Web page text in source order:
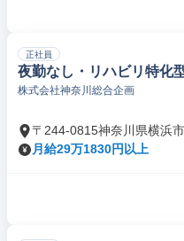
正社員
夜勤なし・リハビリ特化
株式会社神奈川総合企画
〒244-0815神奈川県横浜
月給29万1830円以上